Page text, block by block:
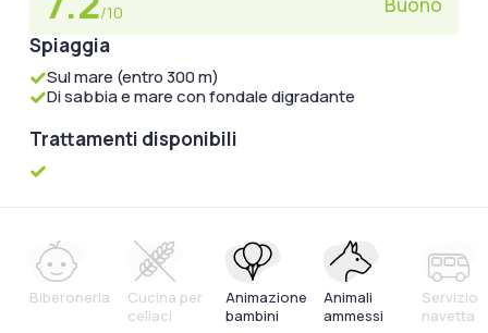
/10
Spiaggia
Sul mare (entro 300 m)
Di sabbia e mare con fondale digradante
Trattamenti disponibili
Biberoneria
Cucina per
celiaci
Animazione
bambini
Animali
ammessi
Servizio
navetta